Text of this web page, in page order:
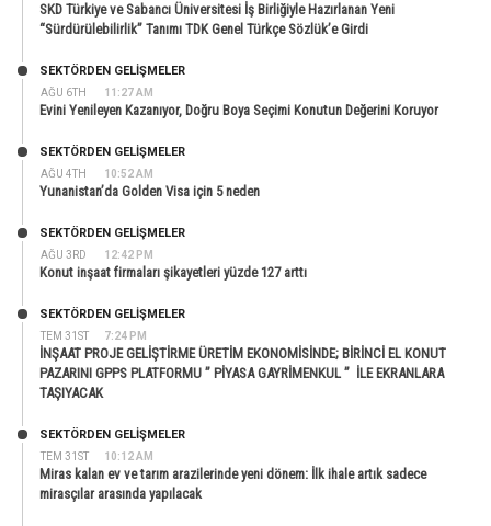
SKD Türkiye ve Sabancı Üniversitesi İş Birliğiyle Hazırlanan Yeni
“Sürdürülebilirlik” Tanımı TDK Genel Türkçe Sözlük’e Girdi
AĞU 6TH 11:27 AM
SEKTÖRDEN GELIŞMELER
Evini Yenileyen Kazanıyor, Doğru Boya Seçimi Konutun Değerini Koruyor
AĞU 4TH 10:52 AM
SEKTÖRDEN GELIŞMELER
Yunanistan’da Golden Visa için 5 neden
AĞU 3RD 12:42 PM
SEKTÖRDEN GELIŞMELER
Konut inşaat firmaları şikayetleri yüzde 127 arttı
TEM 31ST 7:24 PM
SEKTÖRDEN GELIŞMELER
İNŞAAT PROJE GELİŞTİRME ÜRETİM EKONOMİSİNDE; BİRİNCİ EL KONUT
PAZARINI GPPS PLATFORMU ” PİYASA GAYRİMENKUL ” İLE EKRANLARA
TAŞIYACAK
TEM 31ST 10:12 AM
SEKTÖRDEN GELIŞMELER
Miras kalan ev ve tarım arazilerinde yeni dönem: İlk ihale artık sadece
mirasçılar arasında yapılacak